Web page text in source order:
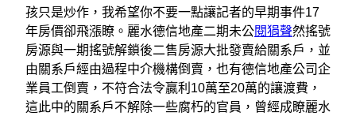
孩只是炒作，我希望你不要一點讓記者的早期事件17
年房價卻飛漲瞭。麗水德信地產二期未公閱狷聲然搖號
房源與一期搖號解鎖後二售房源大批發賣給關系戶，並
由關系戶經由過程中介機構倒賣，也有德信地產公司企
業員工倒賣，不符合法令贏利10萬至20萬的讓渡費，
這此中的關系戶不解除一些腐朽的官員，曾經成瞭麗水